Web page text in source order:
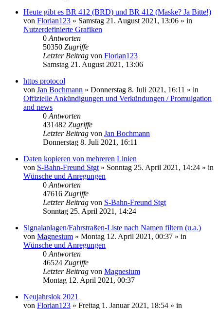
Heute gibt es BR 412 (BRD) und BR 412 (Maske? Ja Bitte!)
von Florian123 » Samstag 21. August 2021, 13:06 » in
Nutzerdefinierte Grafiken
0 Antworten
50350 Zugriffe
Letzter Beitrag von Florian123
Samstag 21. August 2021, 13:06
https protocol
von Jan Bochmann » Donnerstag 8. Juli 2021, 16:11 » in
Offizielle Ankündigungen und Verkündungen / Promulgation
and news
0 Antworten
431482 Zugriffe
Letzter Beitrag von Jan Bochmann
Donnerstag 8. Juli 2021, 16:11
Daten kopieren von mehreren Linien
von S-Bahn-Freund Stgt » Sonntag 25. April 2021, 14:24 » in
Wünsche und Anregungen
0 Antworten
47616 Zugriffe
Letzter Beitrag von S-Bahn-Freund Stgt
Sonntag 25. April 2021, 14:24
Signalanlagen/Fahrstraßen-Liste nach Namen filtern (u.a.)
von Magnesium » Montag 12. April 2021, 00:37 » in
Wünsche und Anregungen
0 Antworten
46524 Zugriffe
Letzter Beitrag von Magnesium
Montag 12. April 2021, 00:37
Neujahrslok 2021
von Florian123 » Freitag 1. Januar 2021, 18:54 » in